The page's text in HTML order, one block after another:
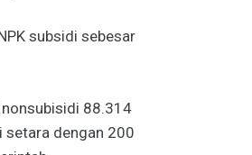
subsidi sebesar
88.314
setara dengan 200